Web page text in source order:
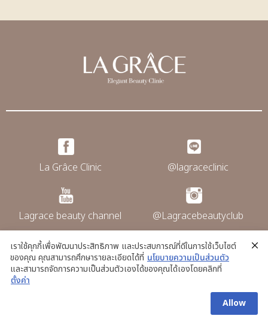
La Grâce Clinic @lagraceclinic
Lagrace beauty channel @Lagracebeautyclub
@La grace clinic
Copyright © La Grace Clinic. All rights
เราใช้คุกกี้เพื่อพัฒนาประสิทธิภาพ และประสบการณ์ที่ดีในการใช้เว็บไซต์
ของคุณ คุณสามารถศึกษารายละเอียดได้ที่ นโยบายความเป็นส่วนตัว
และสามารถจัดการความเป็นส่วนตัวเองได้ของคุณได้เองโดยคลิกที่
ตั้งค่า
Allow